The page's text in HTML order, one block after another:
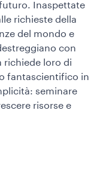
Inaspettate
richieste della
del mondo e
con
richiede loro di
fantascientifico in
seminare
risorse e